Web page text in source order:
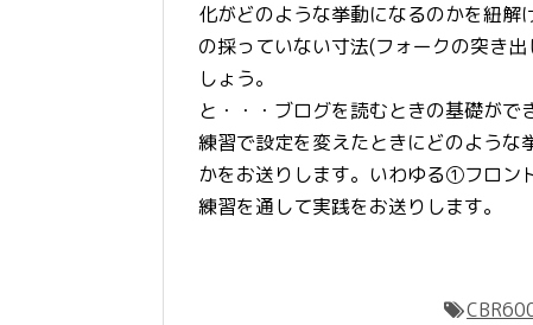
化がどのような挙動になるのかを紐
の採っていない寸法(フォークの突き
しょう。
と・・・ブログを読むときの基礎がで
練習で設定を変えたときにどのような
かをお送りします。いわゆる①フロン
練習を通して実践をお送りします。